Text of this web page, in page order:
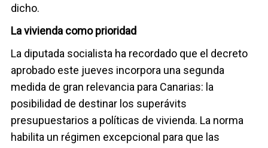
dicho.
La vivienda como prioridad
La diputada socialista ha recordado que el decreto
aprobado este jueves incorpora una segunda
medida de gran relevancia para Canarias: la
posibilidad de destinar los superávits
presupuestarios a políticas de vivienda. La norma
habilita un régimen excepcional para que las